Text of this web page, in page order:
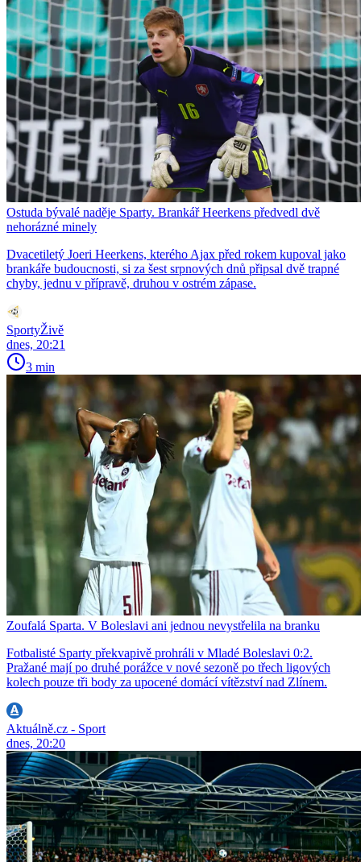
Ostuda bývalé naděje Sparty. Brankář Heerkens předvedl dvě
nehorázné minely
Dvacetiletý Joeri Heerkens, kterého Ajax před rokem kupoval jako
brankáře budoucnosti, si za šest srpnových dnů připsal dvě trapné
chyby, jednu v přípravě, druhou v ostrém zápase.
SportyŽivě
dnes, 20:21
3 min
Zoufalá Sparta. V Boleslavi ani jednou nevystřelila na branku
Fotbalisté Sparty překvapivě prohráli v Mladé Boleslavi 0:2.
Pražané mají po druhé porážce v nové sezoně po třech ligových
kolech pouze tři body za upocené domácí vítězství nad Zlínem.
Aktuálně.cz - Sport
dnes, 20:20